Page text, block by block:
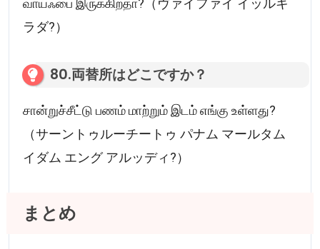
வாய்ஃபை இருக்கிறதா?（ヴァイファイ イッルキ
ラダ?）
80.両替所はどこですか？
சான்றுச்சீட்டு பணம் மாற்றும் இடம் எங்கு உள்ளது?
（サーントゥルーチートゥ パナム マールタム
イダム エング アルッディ?）
まとめ